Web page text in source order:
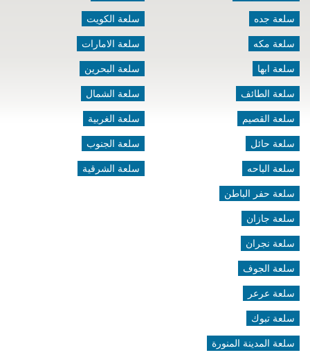
سلعة جده
سلعة مكه
سلعة ابها
سلعة الطائف
سلعة القصيم
سلعة حائل
سلعة الباحه
سلعة حفر الباطن
سلعة جازان
سلعة نجران
سلعة الجوف
سلعة عرعر
سلعة تبوك
سلعة المدينة المنورة
سلعة الكويت
سلعة الامارات
سلعة البحرين
سلعة الشمال
سلعة الغربية
سلعة الجنوب
سلعة الشرقية